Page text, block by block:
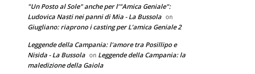
"Un Posto al Sole" anche per l’"Amica Geniale":
Ludovica Nasti nei panni di Mia - La Bussola on
Giugliano: riaprono i casting per L’amica Geniale 2
Leggende della Campania: l'amore tra Posillipo e
Nisida - La Bussola on Leggende della Campania: la
maledizione della Gaiola